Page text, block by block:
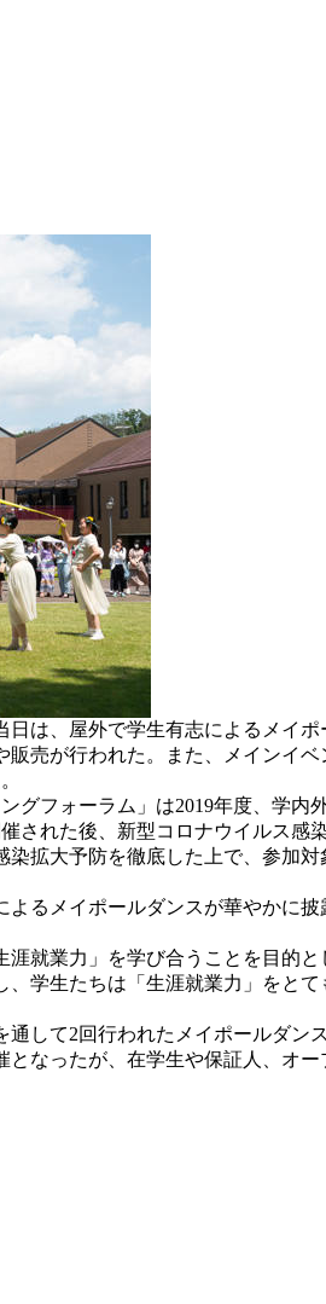
は、屋外で学生有志によるメイ
売が行われた。また、メインイ
フォーラム」は2019年度、学内
された後、新型コロナウイルス感
拡大予防を徹底した上で、参加
るメイポールダンスが華やかに
就業力」を学び合うことを目的
学生たちは「生涯就業力」をと
して2回行われたメイポールダン
なったが、在学生や保証人、オ